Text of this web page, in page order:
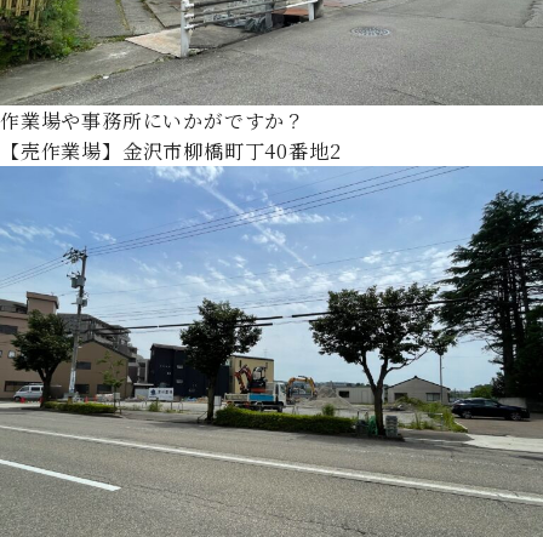
作業場や事務所にいかがですか？
【売作業場】金沢市柳橋町丁40番地2